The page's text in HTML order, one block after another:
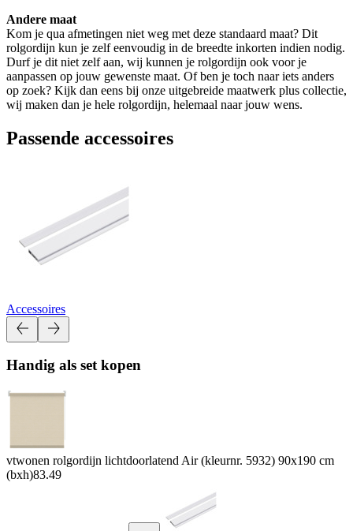
Andere maat
Kom je qua afmetingen niet weg met deze standaard maat? Dit
rolgordijn kun je zelf eenvoudig in de breedte inkorten indien nodig.
Durf je dit niet zelf aan, wij kunnen je rolgordijn ook voor je
aanpassen op jouw gewenste maat. Of ben je toch naar iets anders
op zoek? Kijk dan eens bij onze uitgebreide maatwerk plus collectie,
wij maken dan je hele rolgordijn, helemaal naar jouw wens.
Passende accessoires
Accessoires
Handig als set kopen
vtwonen rolgordijn lichtdoorlatend Air (kleurnr. 5932) 90x190 cm
(bxh)83.49